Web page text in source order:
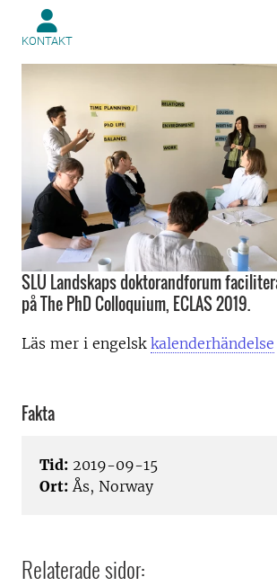
KONTAKT
SLU Landskaps doktorandforum
på The PhD Colloquium, ECLAS 2019.
Läs mer i engelsk kalenderhändelse
Fakta
Tid: 2019-09-15
Ort: Ås, Norway
Relaterade sidor: